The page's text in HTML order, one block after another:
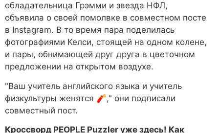
обладательница Грэмми и звезда НФЛ,
объявила о своей помолвке в совместном посте
в Instagram. В то время пара поделилась
фотографиями Келси, стоящей на одном колене,
и пары, обнимающей друг друга в цветочном
предложении на открытом воздухе.
"Ваш учитель английского языка и учитель
физкультуры женятся 🧨," они подписали
совместный пост.
Кроссворд PEOPLE Puzzler уже здесь! Как